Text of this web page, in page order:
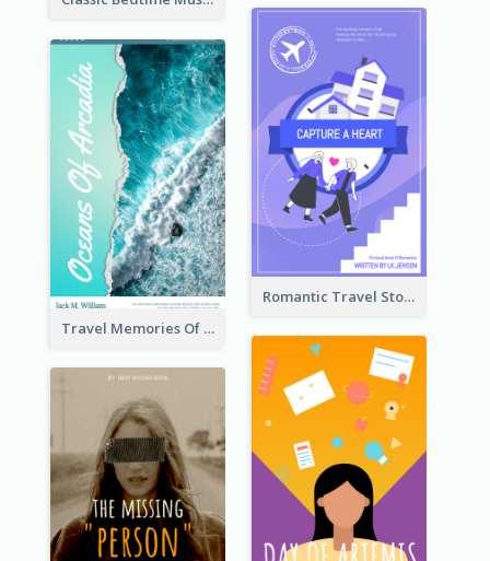
Romantic Travel Story Book Cover
Travel Memories Of Arcadia Book Cover